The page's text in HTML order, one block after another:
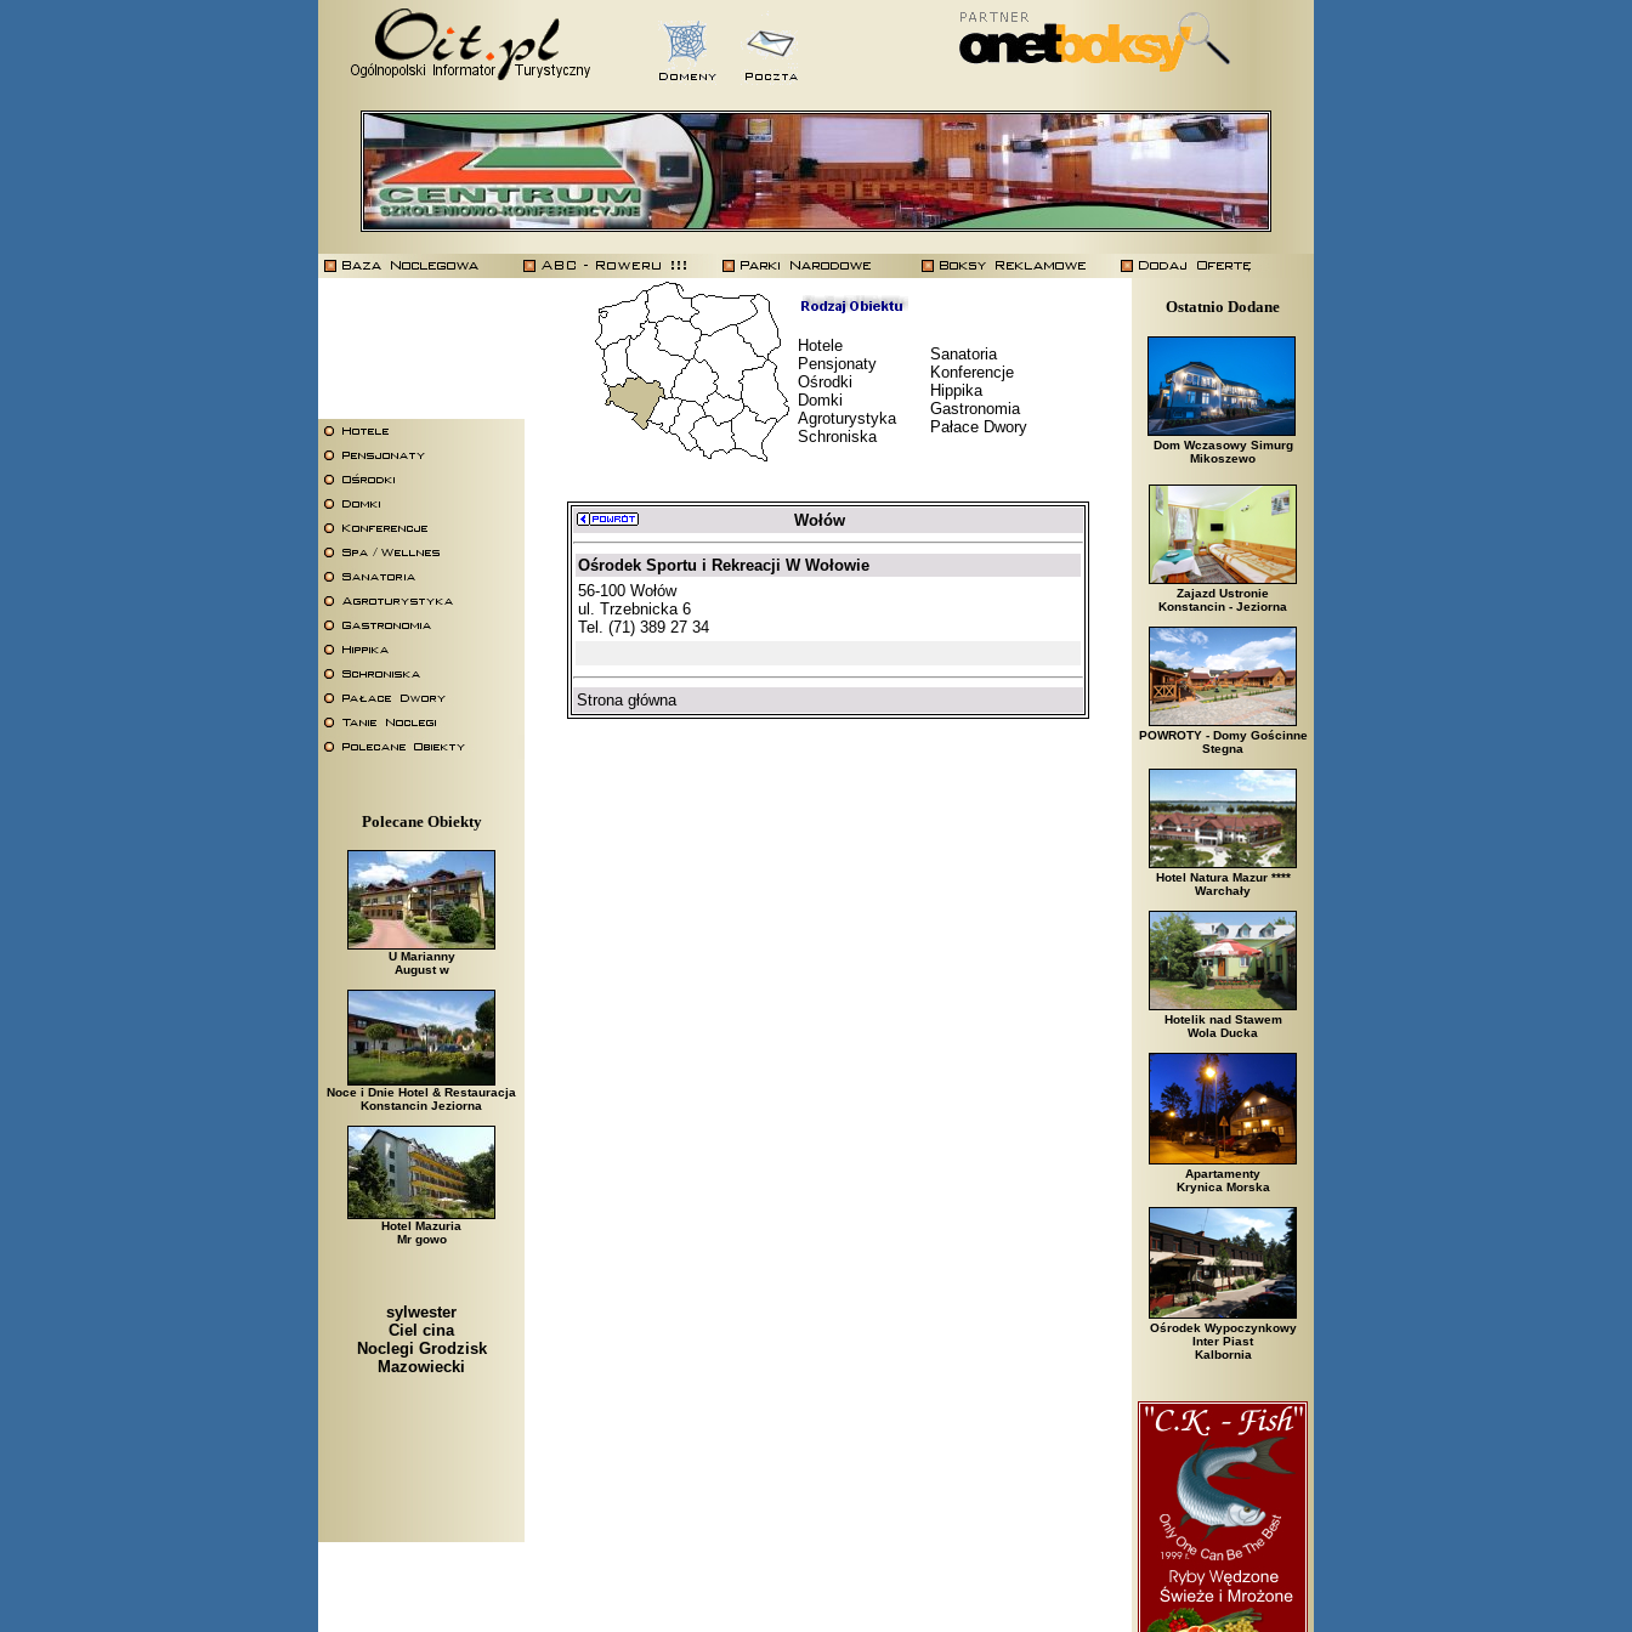
Polecane Obiekty
U Marianny
August w
Noce i Dnie Hotel & Restauracja
Konstancin Jeziorna
Hotel Mazuria
Mr gowo
sylwester
Ciel cina
Noclegi Grodzisk
Mazowiecki
Hotele
Pensjonaty
Ośrodki
Domki
Agroturystyka
Schroniska
Sanatoria
Konferencje
Hippika
Gastronomia
Pałace Dwory
Wołów
Ośrodek Sportu i Rekreacji W Wołowie
56-100 Wołów
ul. Trzebnicka 6
Tel. (71) 389 27 34
Strona główna
Arłamów, Augustów, Babice Stare, Bachanowo, Barczewo, Bardo, Białobrzegi, Białowieża, Bielsko Biała, Biały Bór, Biały Dunajec,
Ostatnio Dodane
Dom Wczasowy Simurg
Mikoszewo
Zajazd Ustronie
Konstancin - Jeziorna
POWROTY - Domy Gościnne
Stegna
Hotel Natura Mazur ****
Warchały
Hotelik nad Stawem
Wola Ducka
Apartamenty
Krynica Morska
Ośrodek Wypoczynkowy
Inter Piast
Kalbornia